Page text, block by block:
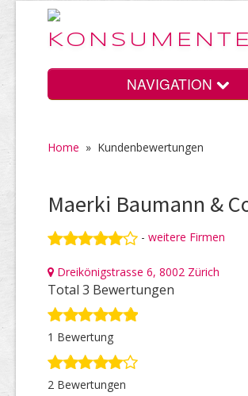
NAVIGATION
Home
Vorteile
Preise
HELP Awards
Home » Kundenbewertungen
Maerki Baumann &
- weitere Firmen
Dreikönigstrasse 6, 8002 Zürich
Total 3 Bewertungen
1 Bewertung
2 Bewertungen